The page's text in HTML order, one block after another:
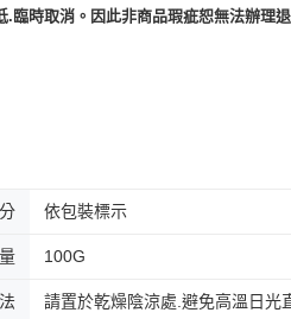
.臨時取消。因此非商品瑕疵恕無法辦理
依包裝標示
100G
請置於乾燥陰涼處.避免高溫日光